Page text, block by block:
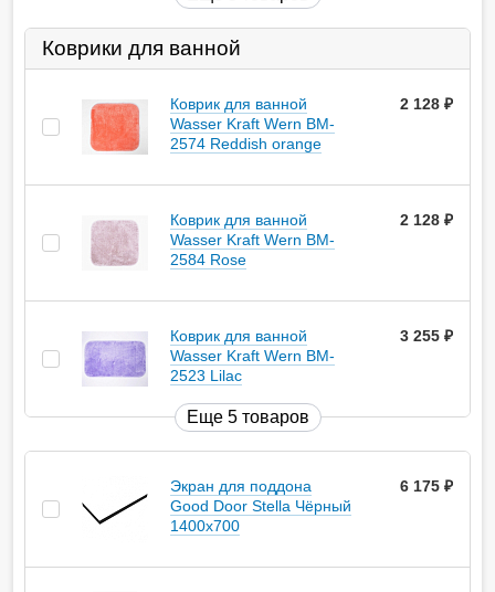
Коврики для ванной
Коврик для ванной
Wasser Kraft Wern BM-
2574 Reddish orange
2 128
Коврик для ванной
Wasser Kraft Wern BM-
2584 Rose
2 128
Коврик для ванной
Wasser Kraft Wern BM-
2523 Lilac
3 255
Еще 5 товаров
Экран для поддона
Good Door Stella Чёрный
1400x700
6 175